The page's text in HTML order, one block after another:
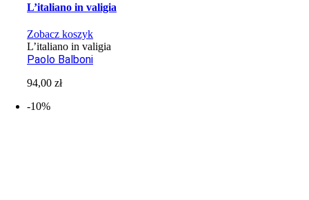
L’italiano in valigia
Zobacz koszyk
L’italiano in valigia
Paolo Balboni
94,00zł
-10%